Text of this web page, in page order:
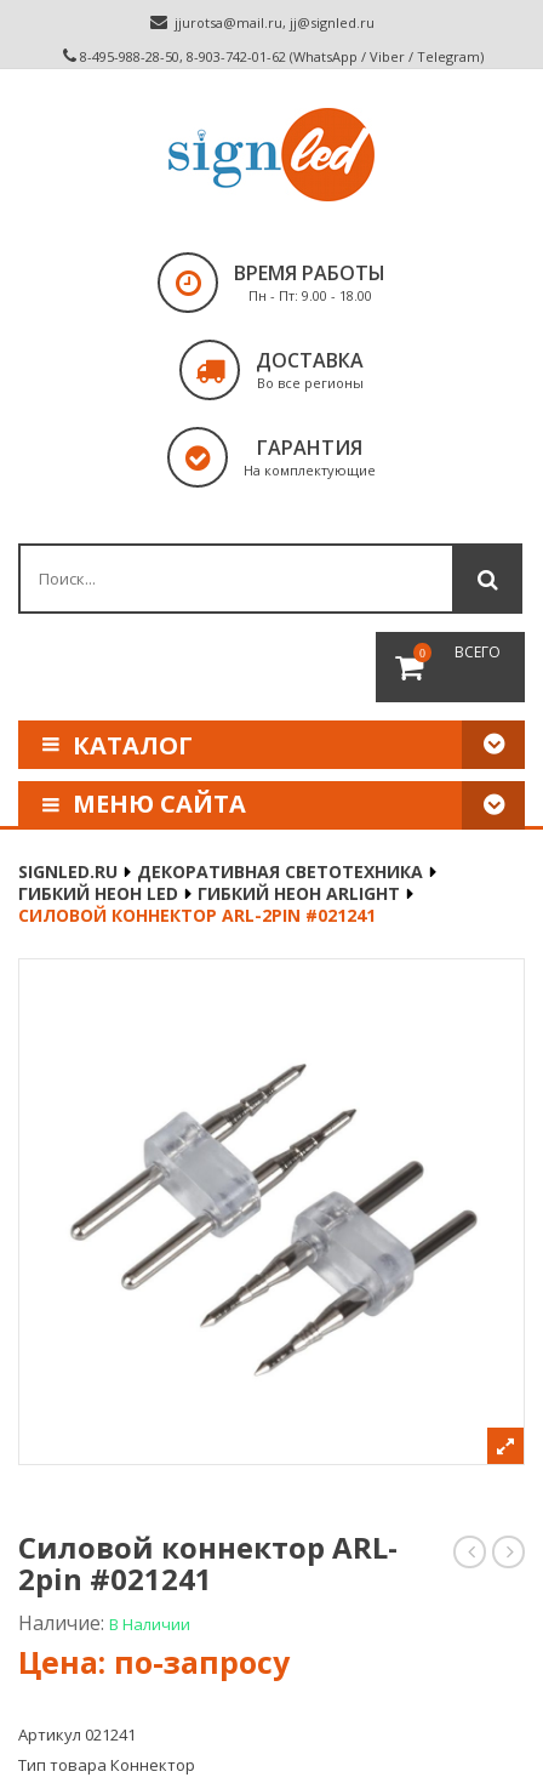
jjurotsa@mail.ru, jj@signled.ru
8-495-988-28-50, 8-903-742-01-62 (WhatsApp / Viber / Telegram)
ВРЕМЯ РАБОТЫ
Пн - Пт: 9.00 - 18.00
ДОСТАВКА
Во все регионы
ГАРАНТИЯ
На комплектующие
0 ВСЕГО
КАТАЛОГ
МЕНЮ САЙТА
ОПЛАТА И ДОСТАВКА
SIGNLED.RU
ДЕКОРАТИВНАЯ СВЕТОТЕХНИКА
ГИБКИЙ НЕОН LED
ГИБКИЙ НЕОН ARLIGHT
СИЛОВОЙ КОННЕКТОР ARL-2PIN #021241
силовой
Силовой коннектор ARL-
2pin #021241
Наличие: В Наличии
Артикул 021241
Тип товара Коннектор